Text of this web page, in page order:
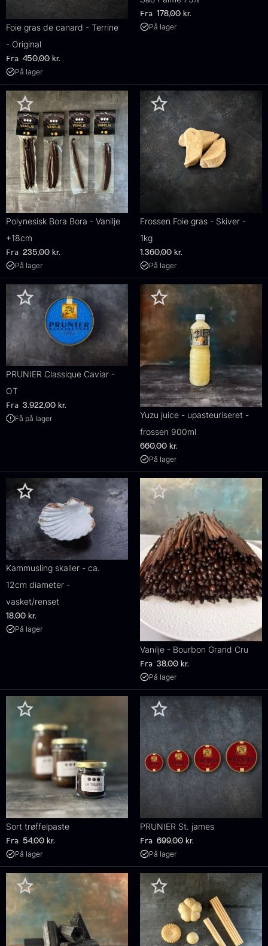
Foie gras de canard - Terrine
- Original
Fra 450,00 kr.
På lager
Fra 178,00 kr.
På lager
Polynesisk Bora Bora - Vanilje
+18cm
Fra 235,00 kr.
På lager
Frossen Foie gras - Skiver -
1kg
1.360,00 kr.
På lager
PRUNIER Classique Caviar -
OT
Fra 3.922,00 kr.
Få på lager
Yuzu juice - upasteuriseret -
frossen 900ml
660,00 kr.
På lager
Kammusling skaller - ca.
12cm diameter -
vasket/renset
18,00 kr.
På lager
Vanilje - Bourbon Grand Cru
Fra 38,00 kr.
På lager
Sort trøffelpaste
Fra 54,00 kr.
På lager
PRUNIER St. james
Fra 699,00 kr.
På lager